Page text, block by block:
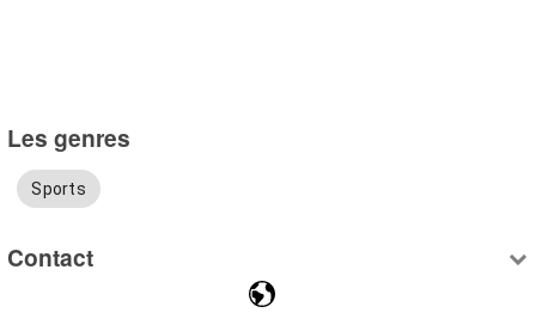
Les genres
Sports
Contact